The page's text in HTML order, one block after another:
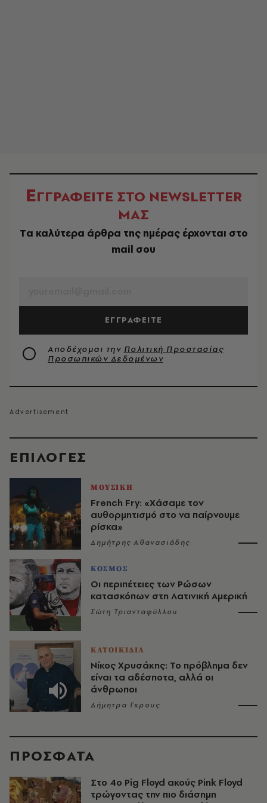
EΠΙΛΟΓΈΣ
ΜΟΥΣΙΚΗ
French Fry: «Χάσαμε τον
αυθορμητισμό στο να παίρνουμε
ρίσκα»
Δημήτρης Αθανασιάδης
ΚΟΣΜΟΣ
Οι περιπέτειες των Ρώσων
κατασκόπων στη Λατινική Αμερική
Σώτη Τριανταφύλλου
ΚΑΤΟΙΚΙΔΙΑ
Νίκος Χρυσάκης: Το πρόβλημα δεν
είναι τα αδέσποτα, αλλά οι
άνθρωποι
Δήμητρα Γκρους
ΕΓΓΡΑΦΕΙΤΕ ΣΤΟ NEWSLETTER
ΜΑΣ
Tα καλύτερα άρθρα της ημέρας έρχονται στο
mail σου
ΕΓΓΡΑΦΕΙΤΕ
Αποδέχομαι την Πολιτική Προστασίας
Προσωπικών Δεδομένων
ΠΡΟΣΦΑΤΑ
Στο 4ο Pig Floyd ακούς Pink Floyd
τρώγοντας την πιο διάσημη